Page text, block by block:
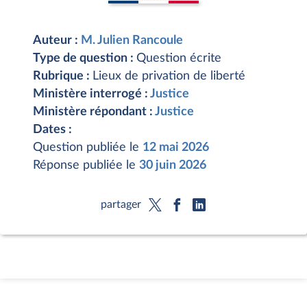
Auteur : M. Julien Rancoule
Type de question : Question écrite
Rubrique : Lieux de privation de liberté
Ministère interrogé : Justice
Ministère répondant : Justice
Dates :
Question publiée le 12 mai 2026
Réponse publiée le 30 juin 2026
partager